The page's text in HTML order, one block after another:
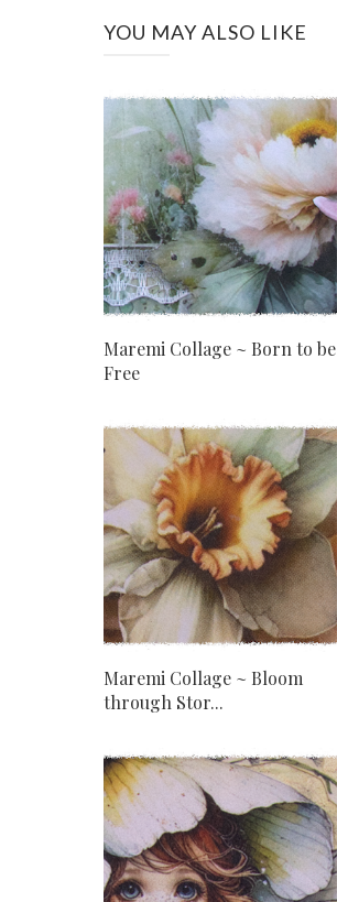
YOU MAY ALSO LIKE
Maremi Collage ~ Born to be
Free
Maremi Collage ~ Bloom
through Stor...